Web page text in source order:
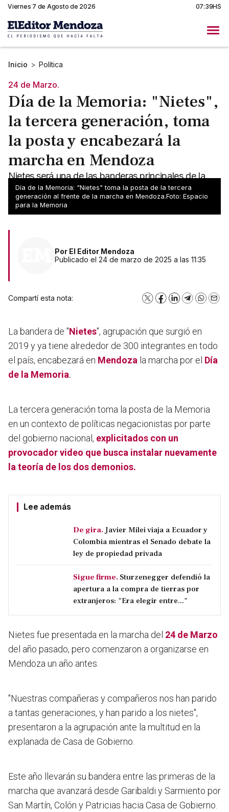
Viernes 7 de Agosto de 2026 07:39HS
Inicio > Política
24 de Marzo.
Día de la Memoria: "Nietes",
la tercera generación, toma
la posta y encabezará la
marcha en Mendoza
Nietes será una de las banderas principales de la
marcha por el Día de la Memoria en Mendoza. Grilla
completa de actividades en esta nota.
Día de la Memoria: "Nietes" toma la posta de la tercera
generación al frente de la marcha en Mendoza.Foto: Espacio
para la Memoria
Por El Editor Mendoza
Publicado el 24 de marzo de 2025 a las 11:35
Compartí esta nota: X Facebook
LinkedInTelegram
La bandera de "Nietes", agrupación que surgió en
2019 y ya tiene alrededor de 300 integrantes en todo
el país, encabezará en Mendoza la marcha por el Día
de la Memoria.
La tercera generación toma la posta de la Memoria
en un contexto de políticas negacionistas por parte
del gobierno nacional, explicitados con un
provocador video que busca instalar nuevamente
la teoría de los dos demonios.
Lee además
De gira.Javier Milei viaja a Ecuador y
Colombia mientras el Senado debate la
ley de propiedad privada
Sigue firme. Sturzenegger defendió la
apertura a la compra de tierras por
extranjeros: "Era elegir entre..."
Nietes fue presentada en la marcha del 24 de Marzo
del año pasado, pero comenzaron a organizarse en
Mendoza un año antes.
"Nuestras compañeras y compañeros nos han parido
a tantas generaciones, y han parido a los nietes",
presentaron a la agrupación ante la multitud en la
explanada de Casa de Gobierno.
Este año llevarán su bandera entre las primeras de la
marcha que avanzará desde Garibaldi y Sarmiento por
San Martín, Colón y Patricias hacia Casa de Gobierno.